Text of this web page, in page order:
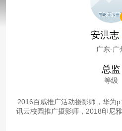
安洪志
广东-广
总监
等级
2016百威推广活动摄影师，华为
讯云校园推广摄影师，2018印尼